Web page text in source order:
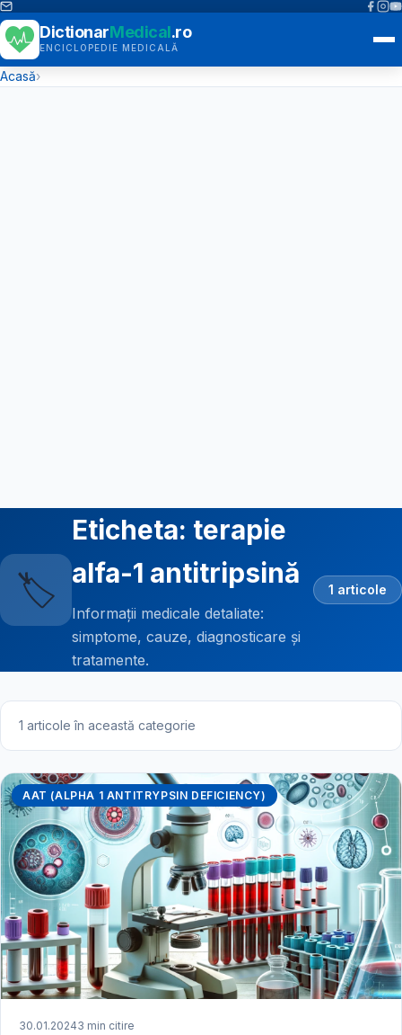
DictionarMedical.ro
ENCICLOPEDIE MEDICALĂ
Acasă›
🏷️
Eticheta: terapie
alfa-1 antitripsină
Informații medicale detaliate:
simptome, cauze, diagnosticare și
tratamente.
1 articole
1 articole în această categorie
AAT (ALPHA 1 ANTITRYPSIN DEFICIENCY)
30.01.20243 min citire